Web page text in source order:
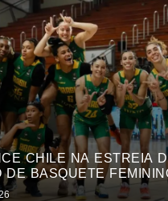
CHILE NA ESTREIA
DE BASQUETE